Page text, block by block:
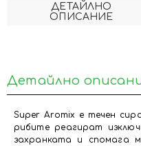
ДЕТАЙЛНО
ОПИСАНИЕ
Детайлно
Super Aromix е течен
рибите реагират
захранката и спомага